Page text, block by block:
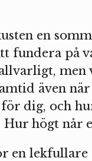
en
fundera på
men
även när
dig, och
högt når
en lekfullare